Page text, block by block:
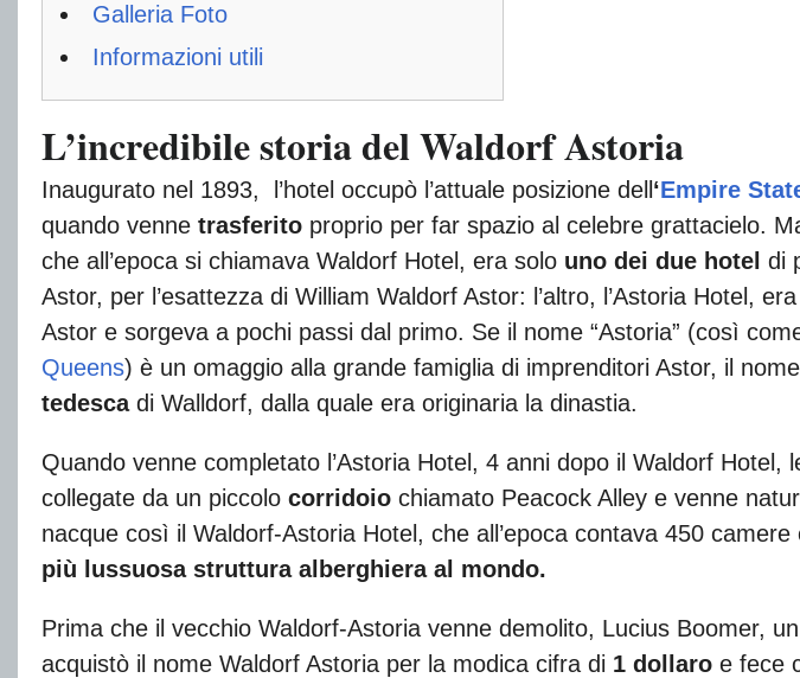
Galleria Foto
Informazioni utili
L’incredibile storia del Waldorf Astoria
Inaugurato nel 1893, l’hotel occupò l’attuale posizione dell ‘Empire
quando venne trasferito proprio per far spazio al celebre grattacielo.
che all’epoca si chiamava Waldorf Hotel, era solo uno dei due hotel di
Astor, per l’esattezza di William Waldorf Astor: l’altro, l’Astoria Hotel,
Astor e sorgeva a pochi passi dal primo. Se il nome “Astoria” (così
Queens) è un omaggio alla grande famiglia di imprenditori Astor, il
tedescadi Walldorf, dalla quale era originaria la dinastia.
Quando venne completato l’Astoria Hotel, 4 anni dopo il Waldorf Hotel,
collegate da un piccolo corridoio chiamato Peacock Alley e venne
nacque così il Waldorf-Astoria Hotel, che all’epoca contava 450 camere
più lussuosa struttura alberghiera al mondo.
Prima che il vecchio Waldorf-Astoria venne demolito, Lucius Boomer,
acquistò il nome Waldorf Astoria per la modica cifra di 1 dollaro e fece